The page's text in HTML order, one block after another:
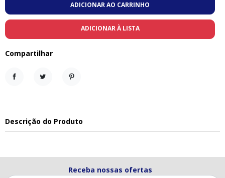
ADICIONAR AO CARRINHO
ADICIONAR À LISTA
Compartilhar
Descrição do Produto
Receba nossas ofertas